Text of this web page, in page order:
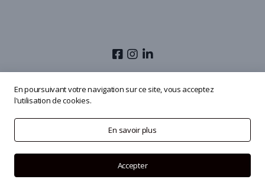
En poursuivant votre navigation sur ce site, vous acceptez
l'utilisation de cookies.
En savoir plus
Accepter